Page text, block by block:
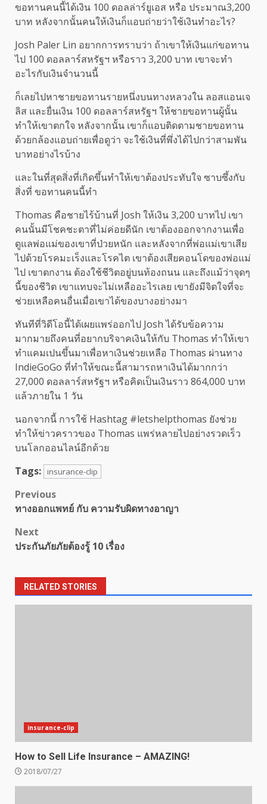
ขอทานคนนี้ได้เงิน 100 ดอลล่าร์ยูเอส หรือ ประมาณ3,200
บาท หลังจากนั้นคนให้เงินก็แอบถ่ายว่าใช้เงินทำอะไร?
Josh Paler Lin อยากการทราบว่า ถ้าเขาให้เงินแก่ขอทาน
ไป 100 ดอลลาร์สหรัฐฯ หรือราว 3,200 บาท เขาจะทำ
อะไรกับเงินจำนวนนี้
ก็เลยไปหาชายขอทานรายหนึ่งบนทางหลวงใน ลอสแอนเจ
ลิส และยื่นเงิน 100 ดอลลาร์สหรัฐฯ ให้ชายขอทานผู้นั้น
ทำให้เขาตกใจ หลังจากนั้น เขาก็แอบติดตามชายขอทาน
ด้วยกล้องแอบถ่ายเพื่อดูว่า จะใช้เงินที่พึ่งได้ไปกว่าสามพัน
บาทอย่างไรบ้าง
และในที่สุดสิ่งที่เกิดขึ้นทำให้เขาต้องประทับใจ ซาบซึ้งกับ
สิ่งที่ ขอทานคนนี้ทำ
Thomas คือชายไร้บ้านที่ Josh ให้เงิน 3,200 บาทไป เขา
คนนั้นมีโชคชะตาที่ไม่ค่อยดีนัก เขาต้องออกจากงานเพื่อ
ดูแลพ่อแม่ของเขาที่ป่วยหนัก และหลังจากที่พ่อแม่เขาเสีย
ไปด้วยโรคมะเร็งและโรคไต เขาต้องเสียคอนโดของพ่อแม่
ไป เขาตกงาน ต้องใช้ชีวิตอยู่บนท้องถนน และถึงแม้ว่าจุดๆ
นี้ของชีวิต เขาแทบจะไม่เหลืออะไรเลย เขายังมีจิตใจที่จะ
ช่วยเหลือคนอื่นเมื่อเขาได้ของบางอย่างมา
ทันทีที่วิดีโอนี้ได้เผยแพร่ออกไป Josh ได้รับข้อความ
มากมายถึงคนที่อยากบริจาคเงินให้กับ Thomas ทำให้เขา
ทำแคมเปนขึ้นมาเพื่อหาเงินช่วยเหลือ Thomas ผ่านทาง
IndieGoGo ที่ทำให้ขณะนี้สามารถหาเงินได้มากกว่า
27,000 ดอลลาร์สหรัฐฯ หรือคิดเป็นเงินราว 864,000 บาท
แล้วภายใน 1 วัน
นอกจากนี้ การใช้ Hashtag #letshelpthomas ยังช่วย
ทำให้ข่าวคราวของ Thomas แพร่หลายไปอย่างรวดเร็ว
บนโลกออนไลน์อีกด้วย
Tags:
insurance-clip
Post
Previous
ทางออกแพทย์ กับ ความรับผิดทางอาญา
Next
ประกันภัยภัยต้องรู้ 10 เรื่อง
RELATED STORIES
insurance-clip
How to Sell Life Insurance – AMAZING!
2018/07/27